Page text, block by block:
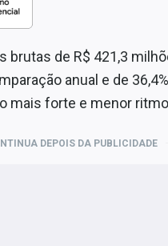
brutas de R$ 421,3
anual e de
mais forte e menor
DEPOIS DA PUBLICIDADE